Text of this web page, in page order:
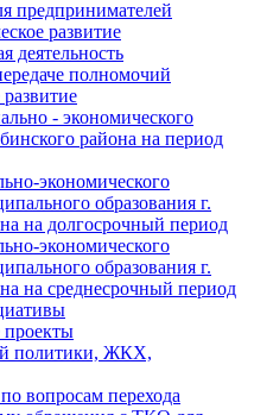
предпринимателей
развитие
деятельность
полномочий
- экономического
района на период
экономического
образования г.
на долгосрочный период
экономического
образования г.
на среднесрочный период
политики, ЖКХ,
вопросам перехода